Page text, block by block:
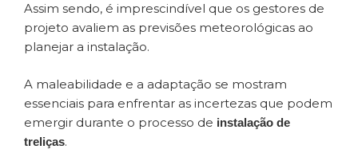
Assim sendo, é imprescindível que os gestores de
projeto avaliem as previsões meteorológicas ao
planejar a instalação.
A maleabilidade e a adaptação se mostram
essenciais para enfrentar as incertezas que podem
emergir durante o processo de instalação de
treliças.